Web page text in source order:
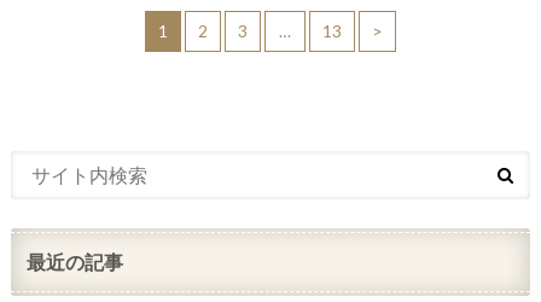
1 2 3 … 13 >
最近の記事